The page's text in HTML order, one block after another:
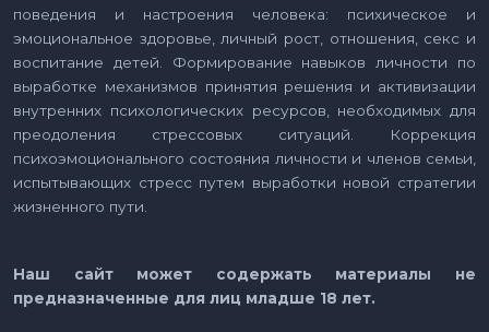
поведения и настроения человека: психическое и
эмоциональное здоровье, личный рост, отношения, секс и
воспитание детей. Формирование навыков личности по
выработке механизмов принятия решения и активизации
внутренних психологических ресурсов, необходимых для
преодоления стрессовых ситуаций. Коррекция
психоэмоционального состояния личности и членов семьи,
испытывающих стресс путем выработки новой стратегии
жизненного пути.
Наш сайт может содержать материалы не
предназначенные для лиц младше 18 лет.